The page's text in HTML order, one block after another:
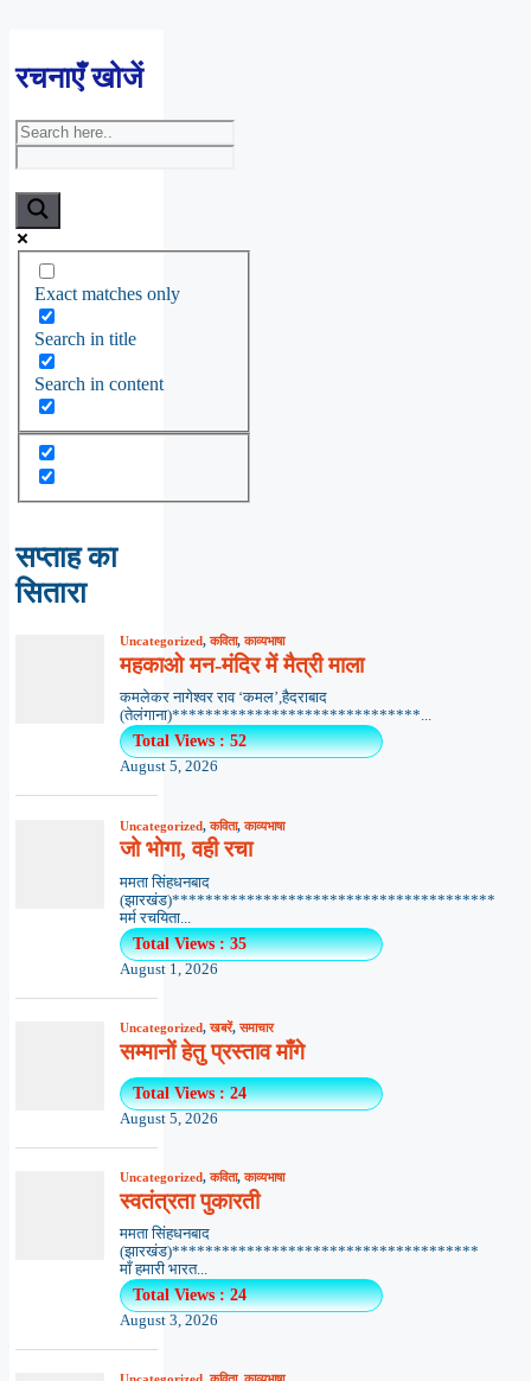
रचनाएँ खोजें
Exact matches only
Search in title
Search in content
सप्ताह का
सितारा
Uncategorized,कविता,काव्यभाषा
महकाओ मन-मंदिर में मैत्री माला
कमलेकर नागेश्वर राव ‘कमल’,हैदराबाद
(तेलंगाना)******************************...
Total Views : 52
August 5, 2026
Uncategorized,कविता,काव्यभाषा
जो भोगा, वही रचा
ममता सिंहधनबाद
(झारखंड)***************************************
मर्म रचयिता...
Total Views : 35
August 1, 2026
Uncategorized,खबरें,समाचार
सम्मानों हेतु प्रस्ताव माँगे
Total Views : 24
August 5, 2026
Uncategorized,कविता,काव्यभाषा
स्वतंत्रता पुकारती
ममता सिंहधनबाद
(झारखंड)*************************************
माँ हमारी भारत...
Total Views : 24
August 3, 2026